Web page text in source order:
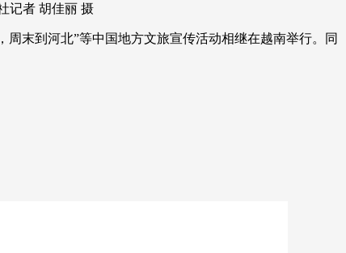
记者 胡佳丽 摄
末到河北”等中国地方文旅宣传活动相继在越南举行。同